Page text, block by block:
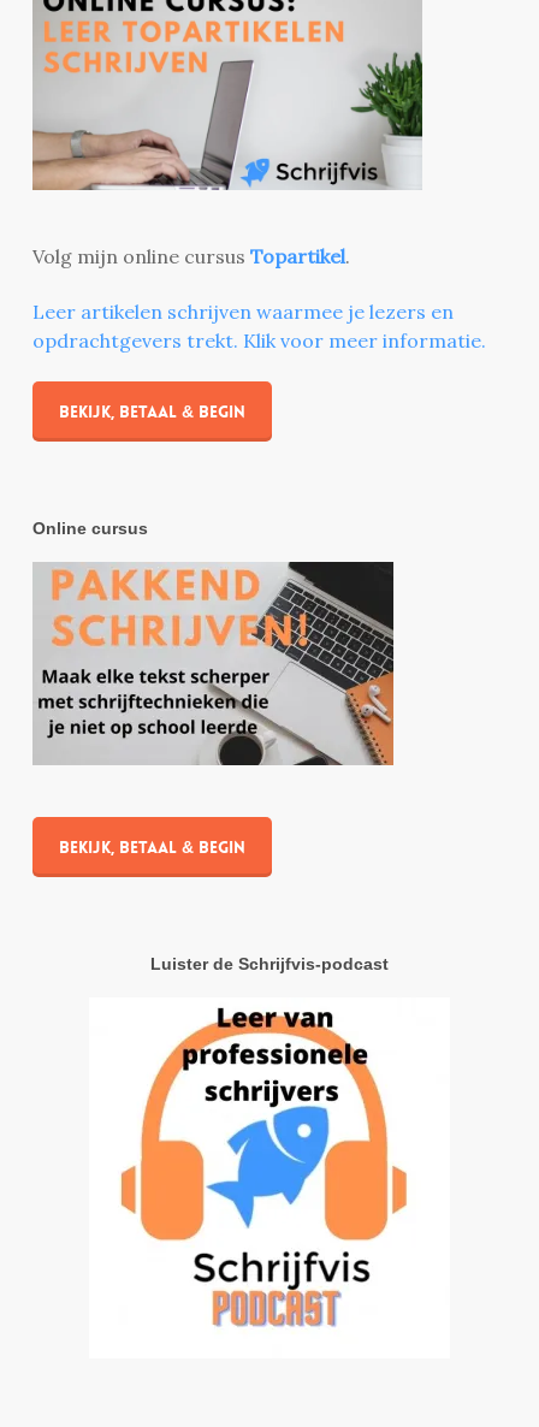
Volg mijn online cursus Topartikel.
Leer artikelen schrijven waarmee je lezers en
opdrachtgevers trekt. Klik voor meer informatie.
Bekijk, betaal & begin
Online cursus
Bekijk, betaal & begin
Luister de Schrijfvis-podcast